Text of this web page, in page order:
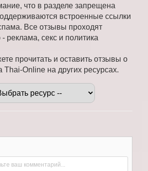
что в разделе запрещена
встроенные ссылки
Все отзывы проходят
реклама, секс и политика
прочитать и оставить отзывы о
Thai-Online на других ресурсах.